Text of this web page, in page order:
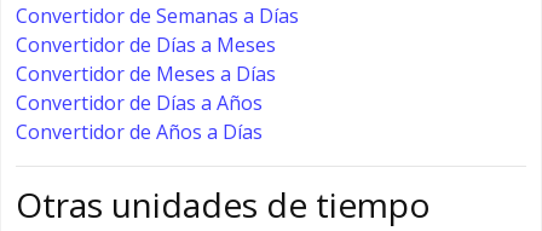
Convertidor de Semanas a Días
Convertidor de Días a Meses
Convertidor de Meses a Días
Convertidor de Días a Años
Convertidor de Años a Días
Otras unidades de tiempo